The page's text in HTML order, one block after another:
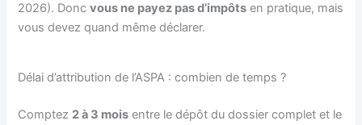
2026). Doncvous ne payez pas d’impôts en pratique, mais
vous devez quand même déclarer.
Délai d’attribution de l’ASPA : combien de temps ?
Comptez 2 à 3 mois entre le dépôt du dossier complet et le